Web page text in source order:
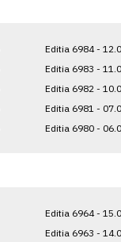
Editia 6984 -
Editia 6983 -
Editia 6982 -
Editia 6981 -
Editia 6980 -
Editia 6964 -
Editia 6963 -